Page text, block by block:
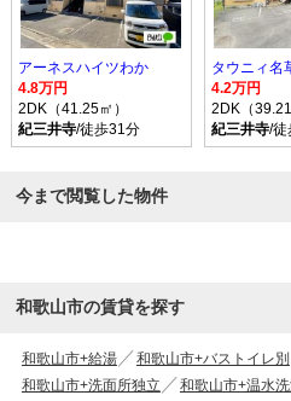
アーネスハイツわか
4.8万円
2DK（41.25㎡）
紀三井寺/徒歩31分
タウニィ名
4.2万円
2DK（39.21
紀三井寺/徒
今まで閲覧した物件
和歌山市の賃貸を探す
和歌山市+給湯 和歌山市+バストイレ別
和歌山市+洗面所独立
和歌山市+温水